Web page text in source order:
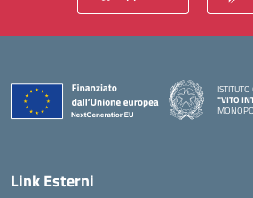
"VITO
Link Esterni